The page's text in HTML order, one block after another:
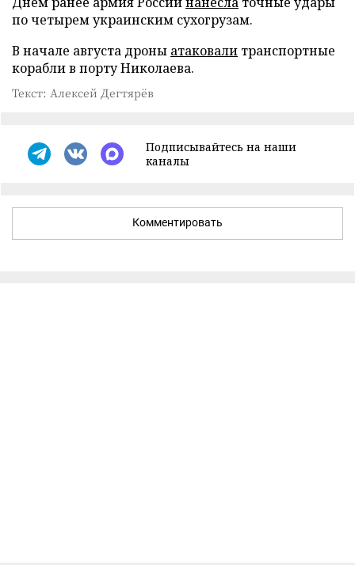
по четырем украинским сухогрузам.
В начале августа дроны атаковали транспортные
корабли в порту Николаева.
Текст: Алексей Дегтярёв
Подписывайтесь на наши
каналы
Комментировать